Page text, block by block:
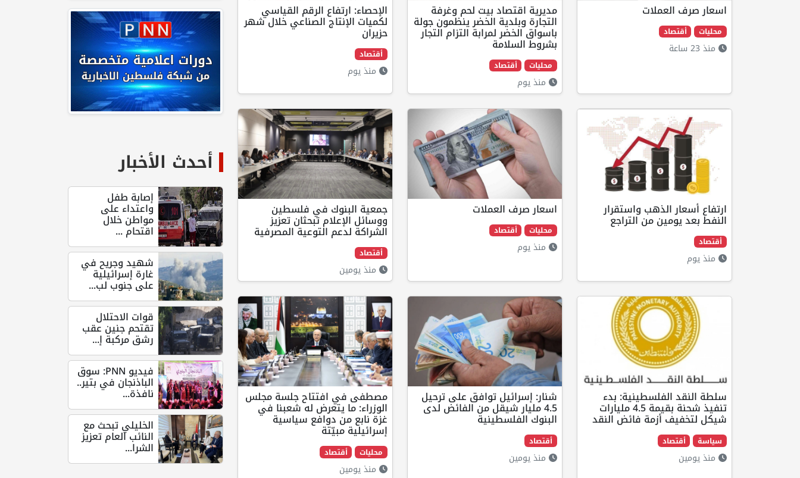
اسعار صرف العملات
محليات أقتصاد
منذ 23 ساعة
مديرية اقتصاد بيت لحم وغرفة
التجارة وبلدية الخضر ينظمون جولة
باسواق الخضر لمرابة التزام التجار
بشروط السلامة
محليات أقتصاد
منذ يوم
الإحصاء: ارتفاع الرقم القياسي
لكميات الإنتاج الصناعي خلال شهر
حزيران
أقتصاد
منذ يوم
ارتفاع أسعار الذهب واستقرار
النفط بعد يومين من التراجع
أقتصاد
منذ يوم
اسعار صرف العملات
محليات أقتصاد
منذ يوم
جمعية البنوك في فلسطين
ووسائل الإعلام تبحثان تعزيز
الشراكة لدعم التوعية المصرفية
أقتصاد
منذ يومين
سلطة النقد الفلسطينية: بدء
تنفيذ شحنة بقيمة 4.5 مليارات
شيكل لتخفيف أزمة فائض النقد
سياسة أقتصاد
منذ يومين
شنار: إسرائيل توافق على ترحيل
4.5 مليار شيقل من الفائض لدى
البنوك الفلسطينية
أقتصاد
منذ يومين
مصطفى في افتتاح جلسة مجلس
الوزراء: ما يتعرض له شعبنا في
غزة نابع من دوافع سياسية
إسرائيلية مبيّتة
محليات أقتصاد
منذ يومين
أحدث الأخبار
إصابة طفل
واعتداء على
مواطن خلال
اقتحام ...
شهيد وجريح في
غارة إسرائيلية
على جنوب لب...
قوات الاحتلال
تقتحم جنين عقب
رشق مركبة إ...
فيديو PNN: سوق
الباذنجان في بتير..
نافذة...
الخليلي تبحث مع
النائب العام تعزيز
الشرا...